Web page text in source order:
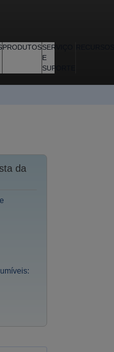
PRODUTOSSERVIÇO
E
SUPORTE
da